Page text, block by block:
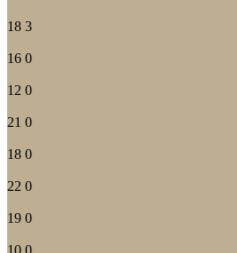
18 3
16 0
12 0
21 0
18 0
22 0
19 0
10 0